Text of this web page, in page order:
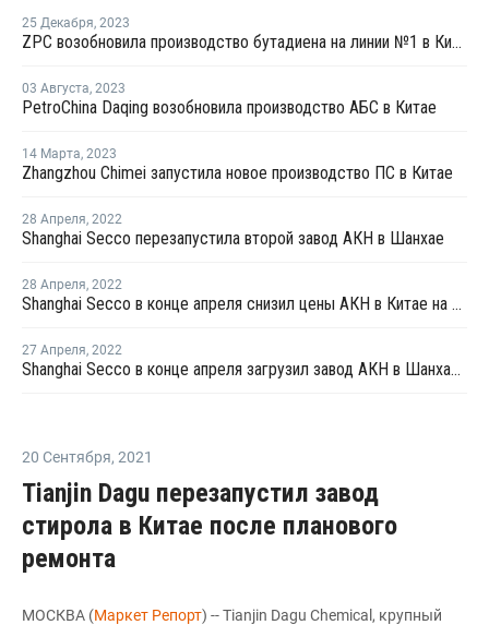
25 Декабря, 2023
ZPC возобновила производство бутадиена на линии №1 в Китае
03 Августа, 2023
PetroChina Daqing возобновила производство АБС в Китае
14 Марта, 2023
Zhangzhou Chimei запустила новое производство ПС в Китае
28 Апреля, 2022
Shanghai Secco перезапустила второй завод АКН в Шанхае
28 Апреля, 2022
Shanghai Secco в конце апреля снизил цены АКН в Китае на CNY100 за тонну
27 Апреля, 2022
Shanghai Secco в конце апреля загрузил завод АКН в Шанхае на уровне 50%
20 Сентября, 2021
Tianjin Dagu перезапустил завод
стирола в Китае после планового
ремонта
МОСКВА (Маркет Репорт) -- Tianjin Dagu Chemical, крупный